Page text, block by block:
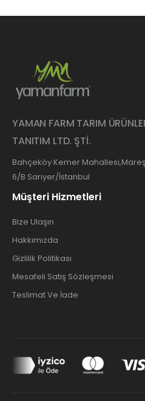
YAMAN FARM TARIM
TANITIM LTD. ŞTİ.
Bahçeköy Kemer
6/B Sarıyer/İstanbul
Müşteri Hizmetleri
Bize Ulaşın
Hakkımızda
Gizlilik Politikası
Mesafeli Satış Sözleşmesi
Teslimat Ve İade